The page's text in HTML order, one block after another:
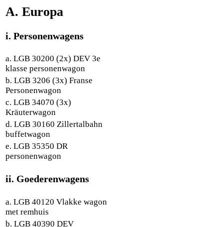
A. Europa
i. Personenwagens
a. LGB 30200 (2x) DEV 3e
klasse personenwagon
b. LGB 3206 (3x) Franse
Personenwagon
c. LGB 34070 (3x)
Kräuterwagon
d. LGB 30160 Zillertalbahn
buffetwagon
e. LGB 35350 DR
personenwagon
ii. Goederenwagens
a. LGB 40120 Vlakke wagon
met remhuis
b. LGB 40390 DEV